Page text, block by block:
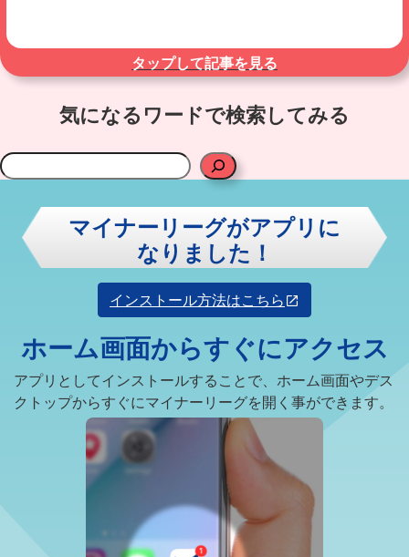
タップして記事を見る
気になるワードで検索してみる
検
索
マイナーリーグがアプリに
なりました！
インストール方法はこちら
ホーム画面からすぐにアクセス
アプリとしてインストールすることで、ホーム画面やデス
クトップからすぐにマイナーリーグを開く事ができます。